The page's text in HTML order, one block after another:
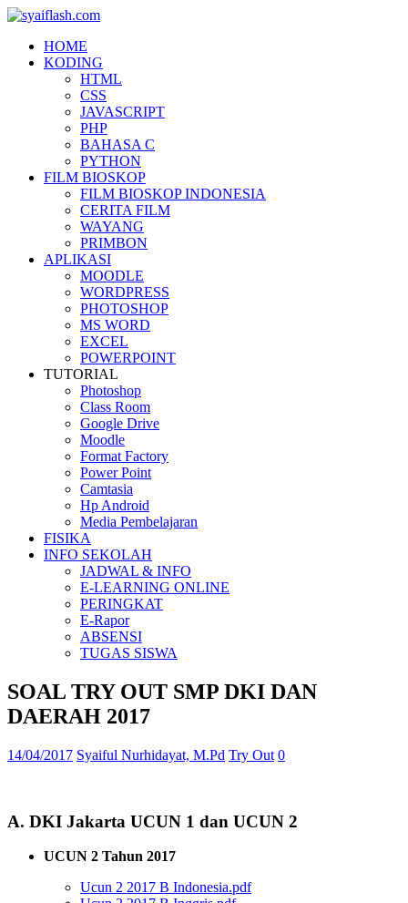
HOME
KODING
HTML
CSS
JAVASCRIPT
PHP
BAHASA C
PYTHON
FILM BIOSKOP
FILM BIOSKOP INDONESIA
CERITA FILM
WAYANG
PRIMBON
APLIKASI
MOODLE
WORDPRESS
PHOTOSHOP
MS WORD
EXCEL
POWERPOINT
TUTORIAL
Photoshop
Class Room
Google Drive
Moodle
Format Factory
Power Point
Camtasia
Hp Android
Media Pembelajaran
FISIKA
INFO SEKOLAH
JADWAL & INFO
E-LEARNING ONLINE
PERINGKAT
E-Rapor
ABSENSI
TUGAS SISWA
SOAL TRY OUT SMP DKI DAN
DAERAH 2017
14/04/2017 Syaiful Nurhidayat, M.Pd Try Out 0
A. DKI Jakarta UCUN 1 dan UCUN 2
UCUN 2 Tahun 2017
Ucun 2 2017 B Indonesia.pdf